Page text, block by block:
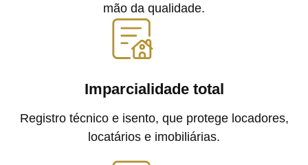
mão da qualidade.
Imparcialidade total
Registro técnico e isento, que protege locadores,
locatários e imobiliárias.